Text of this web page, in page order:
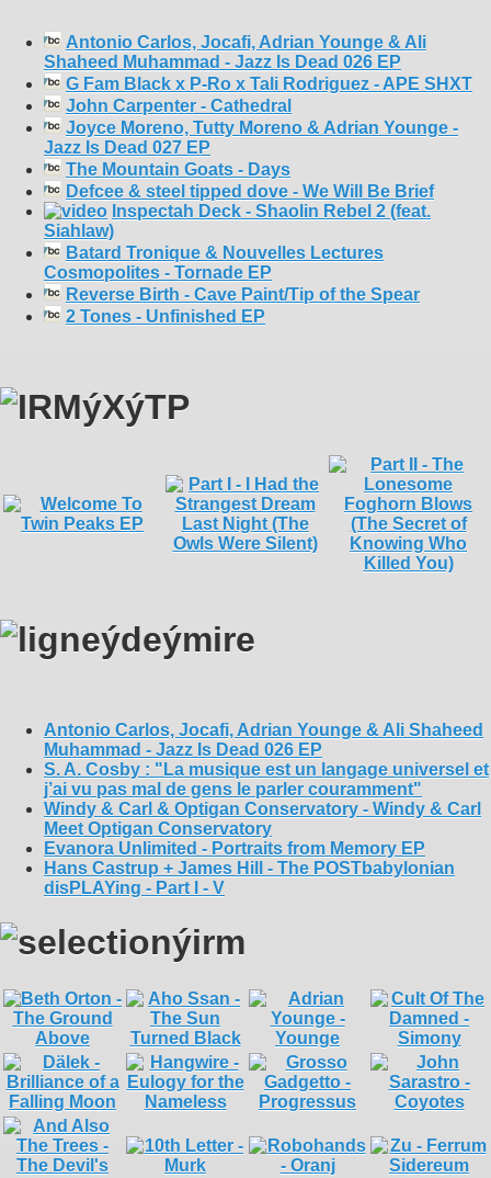
Antonio Carlos, Jocafi, Adrian Younge & Ali
Shaheed Muhammad - Jazz Is Dead 026 EP
G Fam Black x P-Ro x Tali Rodriguez - APE SHXT
John Carpenter - Cathedral
Joyce Moreno, Tutty Moreno & Adrian Younge -
Jazz Is Dead 027 EP
The Mountain Goats - Days
Defcee & steel tipped dove - We Will Be Brief
Inspectah Deck - Shaolin Rebel 2 (feat.
Siahlaw)
Batard Tronique & Nouvelles Lectures
Cosmopolites - Tornade EP
Reverse Birth - Cave Paint/Tip of the Spear
2 Tones - Unfinished EP
Antonio Carlos, Jocafi, Adrian Younge & Ali Shaheed
Muhammad - Jazz Is Dead 026 EP
S. A. Cosby : "La musique est un langage universel et
j’ai vu pas mal de gens le parler couramment"
Windy & Carl & Optigan Conservatory - Windy & Carl
Meet Optigan Conservatory
Evanora Unlimited - Portraits from Memory EP
Hans Castrup + James Hill - The POSTbabylonian
disPLAYing - Part I - V